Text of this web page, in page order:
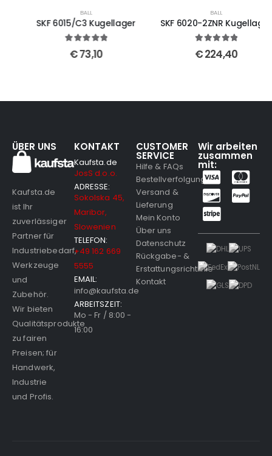
SKF 6015/C3 Kugellager
out of 5
73,10
SKF 6020-2ZNR Kugellager
out of 5
224,40
ÜBER UNS
Kaufsta.de
ist Ihr
zuverlässiger
Partner für
Industriebedarf,
Werkzeuge
und
Zubehör.
Wir bieten
Qualitätsprodukte
zu fairen
Preisen; für
Handwerk,
Industrie
und Profis.
KONTAKT
Kaufsta.de
JosS d.o.o.
ADRESSE:
Sokolska 45,
Maribor,
Slowenien
TELEFON:
+49 162 669
5555
EMAIL:
info@kaufsta.de
ARBEITSZEIT:
Mo - Fr / 8:00 -
16:00
CUSTOMER
SERVICE
Hilfe & FAQs
Bestellverfolgung
Versand &
Lieferung
Mein Konto
Über uns
Datenschutz
Rückgabe- &
Erstattungsrichtlinie
Kontakt
Wir arbeiten
zusammen
mit: